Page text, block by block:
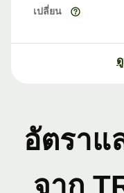
เปลี่ยน
อัตราแ
จาก